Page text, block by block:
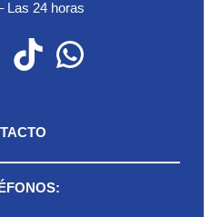
Las 24 horas
TikTok WhatsApp